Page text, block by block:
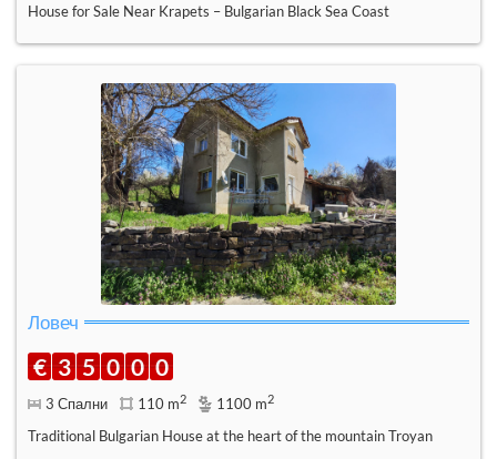
House for Sale Near Krapets – Bulgarian Black Sea Coast
Ловеч
€ 3 5 0 0 0
3 Спални 110 m2 1100 m2
Traditional Bulgarian House at the heart of the mountain Troyan